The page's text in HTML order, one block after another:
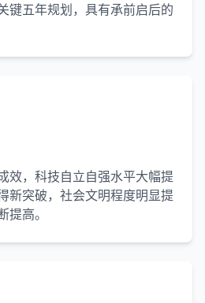
键五年规划，具有承前启后的
效，科技自立自强水平大幅提
新突破，社会文明程度明显提
提高。